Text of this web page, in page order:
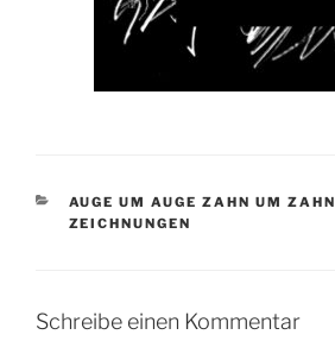
KATEGORIEN
AUGE UM AUGE ZAHN UM ZAHN
ZEICHNUNGEN
Schreibe einen Kommentar